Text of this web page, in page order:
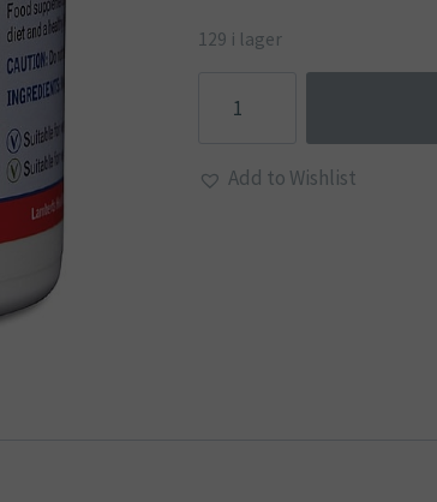
129 i lager
Inositol
-
Add to Wishlist